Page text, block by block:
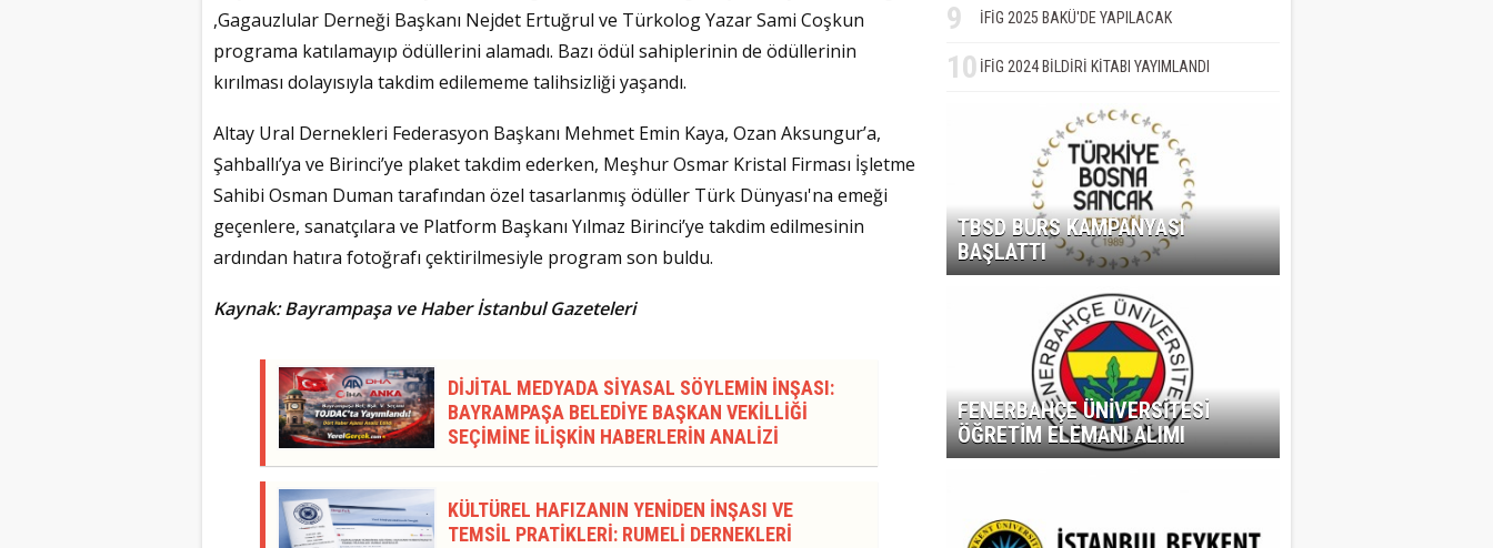
,Gagauzlular Derneği Başkanı Nejdet Ertuğrul ve Türkolog Yazar Sami Coşkun
programa katılamayıp ödüllerini alamadı. Bazı ödül sahiplerinin de ödüllerinin
kırılması dolayısıyla takdim edilememe talihsizliği yaşandı.
Altay Ural Dernekleri Federasyon Başkanı Mehmet Emin Kaya, Ozan Aksungur’a,
Şahballı’ya ve Birinci’ye plaket takdim ederken, Meşhur Osmar Kristal Firması İşletme
Sahibi Osman Duman tarafından özel tasarlanmış ödüller Türk Dünyası'na emeği
geçenlere, sanatçılara ve Platform Başkanı Yılmaz Birinci’ye takdim edilmesinin
ardından hatıra fotoğrafı çektirilmesiyle program son buldu.
Kaynak: Bayrampaşa ve Haber İstanbul Gazeteleri
DİJİTAL MEDYADA SİYASAL SÖYLEMİN İNŞASI:
BAYRAMPAŞA BELEDİYE BAŞKAN VEKİLLİĞİ
SEÇİMİNE İLİŞKİN HABERLERİN ANALİZİ
KÜLTÜREL HAFIZANIN YENİDEN İNŞASI VE
TEMSİL PRATİKLERİ: RUMELİ DERNEKLERİ
9 İFİG 2025 BAKÜ'DE YAPILACAK
10 İFİG 2024 BİLDİRİ KİTABI YAYIMLANDI
TBSD BURS KAMPANYASI
BAŞLATTI
FENERBAHÇE ÜNİVERSİTESİ
ÖĞRETİM ELEMANI ALIMI